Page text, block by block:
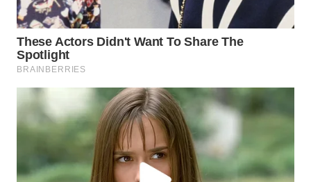
LAPAK
WAHANA
Wahana
Network
KONSUMEN
MASYARAKAT